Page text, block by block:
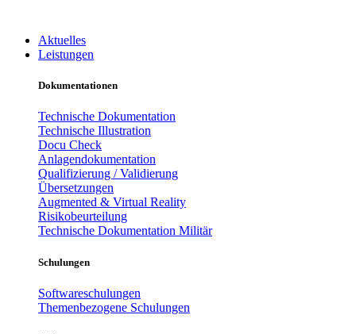
Aktuelles
Leistungen
Dokumentationen
Technische Dokumentation
Technische Illustration
Docu Check
Anlagendokumentation
Qualifizierung / Validierung
Übersetzungen
Augmented & Virtual Reality
Risikobeurteilung
Technische Dokumentation Militär
Schulungen
Softwareschulungen
Themenbezogene Schulungen